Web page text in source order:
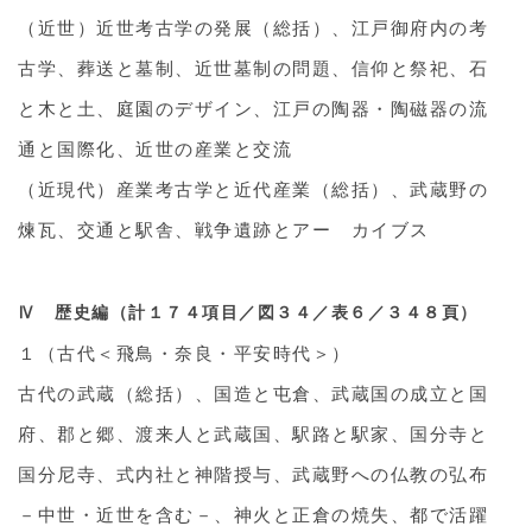
（近世）近世考古学の発展（総括）、江戸御府内の考
古学、葬送と墓制、近世墓制の問題、信仰と祭祀、石
と木と土、庭園のデザイン、江戸の陶器・陶磁器の流
通と国際化、近世の産業と交流
（近現代）産業考古学と近代産業（総括）、武蔵野の
煉瓦、交通と駅舎、戦争遺跡とアー カイブス
Ⅳ 歴史編（計１７４項目／図３４／表６／３４８頁）
１（古代＜飛鳥・奈良・平安時代＞）
古代の武蔵（総括）、国造と屯倉、武蔵国の成立と国
府、郡と郷、渡来人と武蔵国、駅路と駅家、国分寺と
国分尼寺、式内社と神階授与、武蔵野への仏教の弘布
－中世・近世を含む－、神火と正倉の焼失、都で活躍